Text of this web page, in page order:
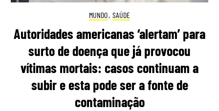
MUNDO, SAÚDE
Autoridades americanas ‘alertam’ para
surto de doença que já provocou
vítimas mortais: casos continuam a
subir e esta pode ser a fonte de
contaminação